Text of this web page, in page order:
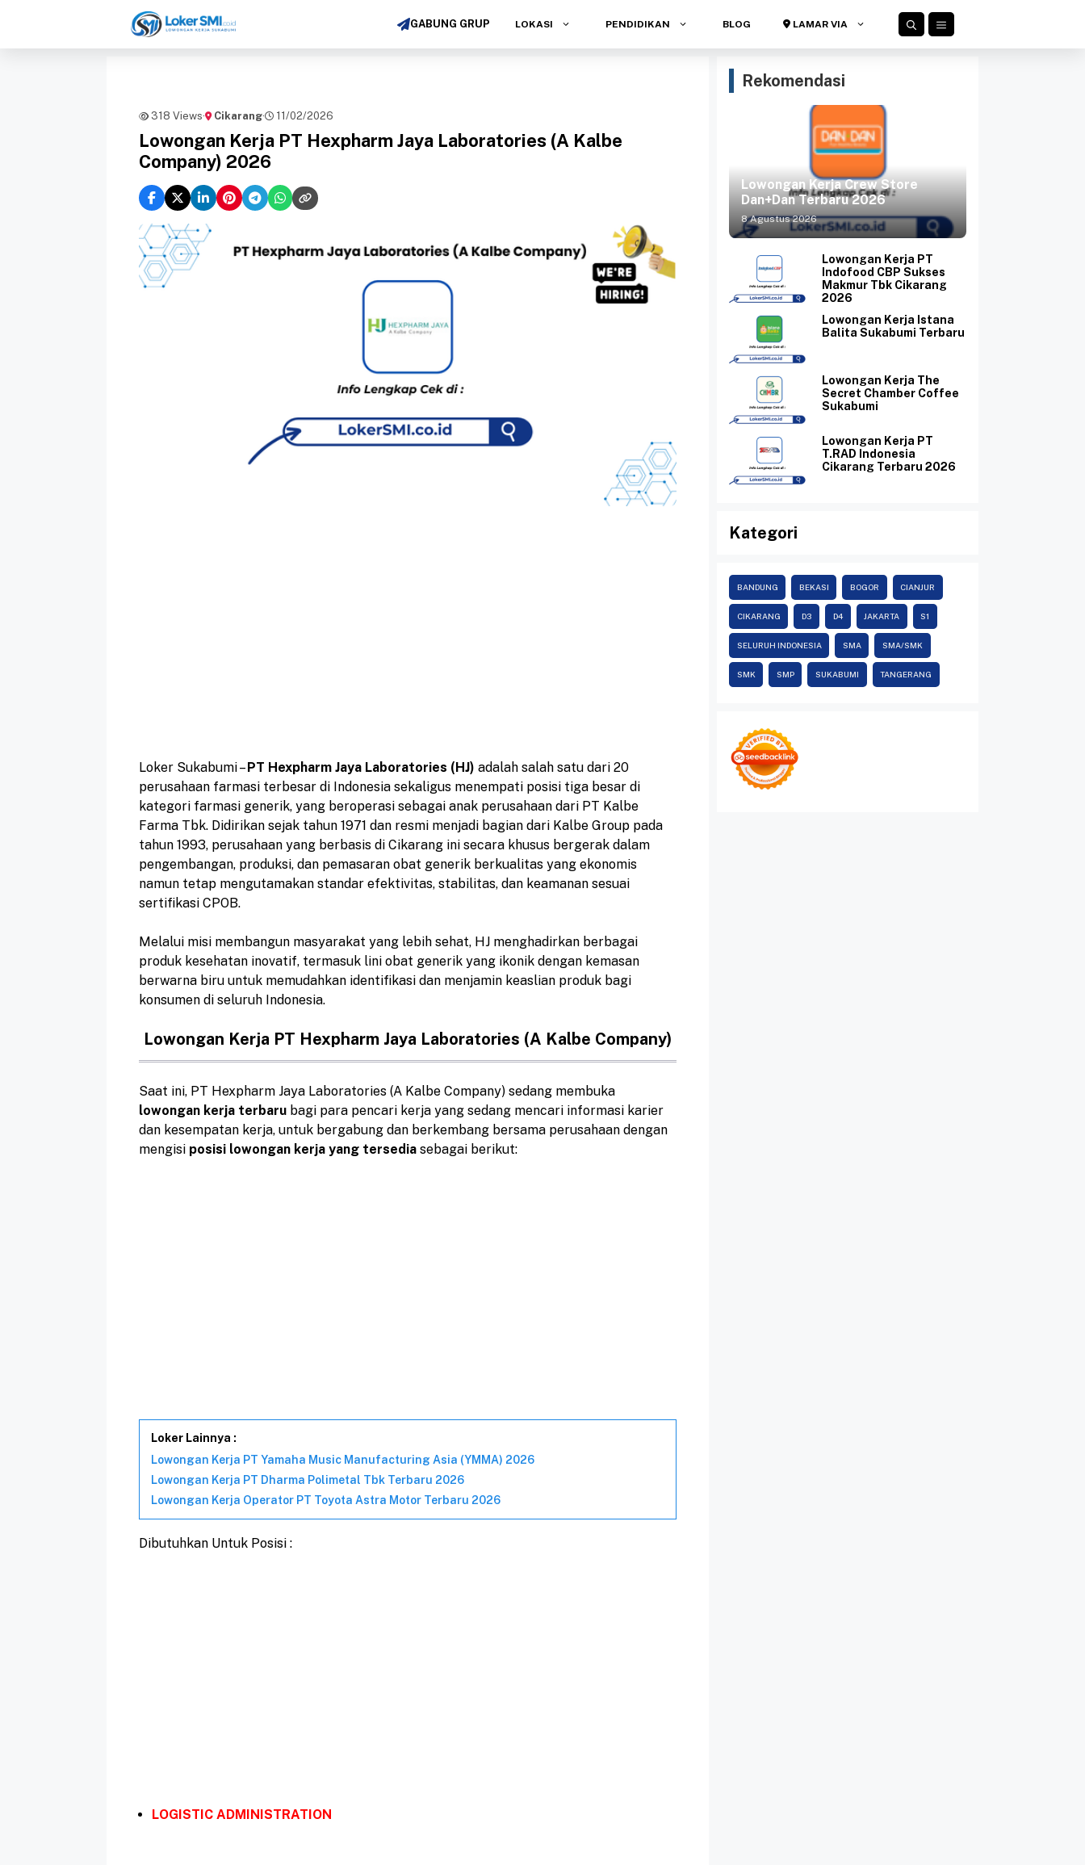
isi
GABUNG GRUP LOKASI PENDIDIKAN BLOG LAMAR VIA
318 Views· Cikarang· 11/02/2026
Lowongan Kerja PT Hexpharm Jaya Laboratories (A Kalbe
Company) 2026
Loker Sukabumi –PT Hexpharm Jaya Laboratories (HJ) adalah salah satu dari 20
perusahaan farmasi terbesar di Indonesia sekaligus menempati posisi tiga besar di
kategori farmasi generik, yang beroperasi sebagai anak perusahaan dari PT Kalbe
Farma Tbk. Didirikan sejak tahun 1971 dan resmi menjadi bagian dari Kalbe Group pada
tahun 1993, perusahaan yang berbasis di Cikarang ini secara khusus bergerak dalam
pengembangan, produksi, dan pemasaran obat generik berkualitas yang ekonomis
namun tetap mengutamakan standar efektivitas, stabilitas, dan keamanan sesuai
sertifikasi CPOB.
Melalui misi membangun masyarakat yang lebih sehat, HJ menghadirkan berbagai
produk kesehatan inovatif, termasuk lini obat generik yang ikonik dengan kemasan
berwarna biru untuk memudahkan identifikasi dan menjamin keaslian produk bagi
konsumen di seluruh Indonesia.
Lowongan Kerja PT Hexpharm Jaya Laboratories (A Kalbe Company)
Saat ini, PT Hexpharm Jaya Laboratories (A Kalbe Company) sedang membuka
lowongan kerja terbaru bagi para pencari kerja yang sedang mencari informasi karier
dan kesempatan kerja, untuk bergabung dan berkembang bersama perusahaan dengan
mengisi posisi lowongan kerja yang tersedia sebagai berikut:
Loker Lainnya :
Lowongan Kerja PT Yamaha Music Manufacturing Asia (YMMA) 2026
Lowongan Kerja PT Dharma Polimetal Tbk Terbaru 2026
Lowongan Kerja Operator PT Toyota Astra Motor Terbaru 2026
Dibutuhkan Untuk Posisi :
LOGISTIC ADMINISTRATION
Rekomendasi
Lowongan Kerja Crew Store
Dan+Dan Terbaru 2026
8 Agustus 2026
Lowongan Kerja PT
Indofood CBP Sukses
Makmur Tbk Cikarang
2026
Lowongan Kerja Istana
Balita Sukabumi Terbaru
Lowongan Kerja The
Secret Chamber Coffee
Sukabumi
Lowongan Kerja PT
T.RAD Indonesia
Cikarang Terbaru 2026
Kategori
BANDUNG BEKASI BOGOR CIANJUR
CIKARANG D3 D4 JAKARTA S1
SELURUH INDONESIA SMA SMA/SMK
SMK SMP SUKABUMI TANGERANG